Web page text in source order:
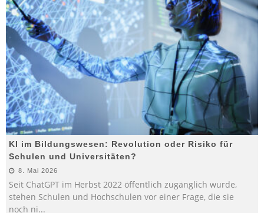
KI im Bildungswesen: Revolution oder Risiko für
Schulen und Universitäten?
8. Mai 2026
Seit ChatGPT im Herbst 2022 öffentlich zugänglich wurde,
stehen Schulen und Hochschulen vor einer Frage, die sie
noch ni...